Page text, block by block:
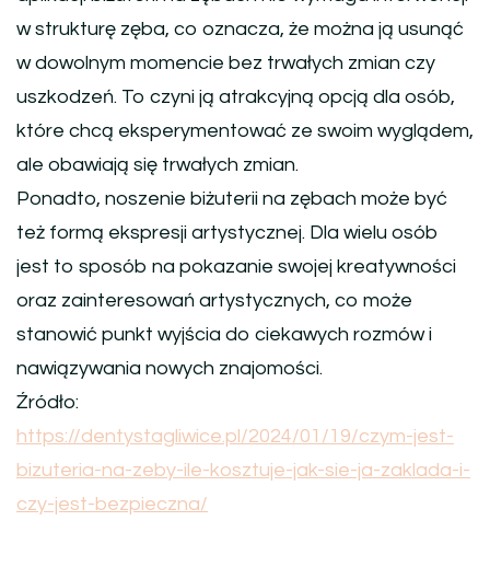
w strukturę zęba, co oznacza, że można ją usunąć
w dowolnym momencie bez trwałych zmian czy
uszkodzeń. To czyni ją atrakcyjną opcją dla osób,
które chcą eksperymentować ze swoim wyglądem,
ale obawiają się trwałych zmian.
Ponadto, noszenie biżuterii na zębach może być
też formą ekspresji artystycznej. Dla wielu osób
jest to sposób na pokazanie swojej kreatywności
oraz zainteresowań artystycznych, co może
stanowić punkt wyjścia do ciekawych rozmów i
nawiązywania nowych znajomości.
Źródło:
https://dentystagliwice.pl/2024/01/19/czym-jest-
bizuteria-na-zeby-ile-kosztuje-jak-sie-ja-zaklada-i-
czy-jest-bezpieczna/